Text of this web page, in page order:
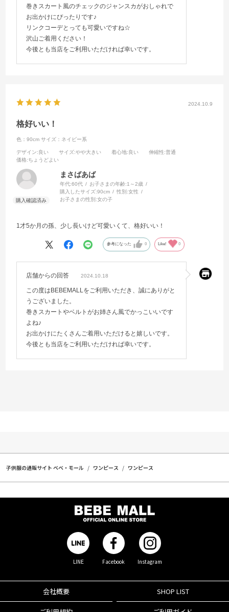
巻きスカート風のチェックのジャンスカがおしゃれで
お出かけにぴったりです♪
リンクコーデとっても可愛いですね☆
沢山ご着用ください！
今後とも当店をご利用いただければ幸いです。
2024.10.9
格好いい！
色：90cm サイズ：ネイビー系
デザイン:良い サイズ:やや大きい 着心地:良い 伸縮性:普通
価格:ちょうどよい
まさばあば
年代:60代 お子さまの年齢:1～2歳
購入したサイズ:90cm 性別:女性
お子さまの性別:女の子
1才5か月の孫、少し長いけど可愛いくて、格好いい！
参考になった 0 Like! 0
店舗からの回答 2024.10.18
この度はBEBEMALLをご利用いただき、誠にありがと
うございました。
巻きスカートやベルトがお姉さん風でかっこいいです
よね♪
お出かけにたくさんご着用いただけると嬉しいです。
今後とも当店をご利用いただければ幸いです。
子供服の通販サイト ベベ・モール ワンピース ワンピース
LINE Facebook Instagram
会社概要 SHOP LIST